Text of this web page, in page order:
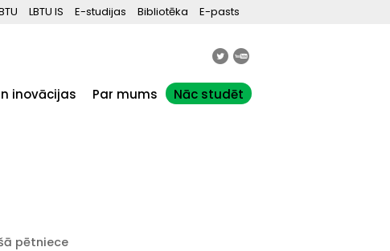
LBTU IS E-studijas Bibliotēka E-pasts
inovācijas Par mums Nāc studēt
pētniece